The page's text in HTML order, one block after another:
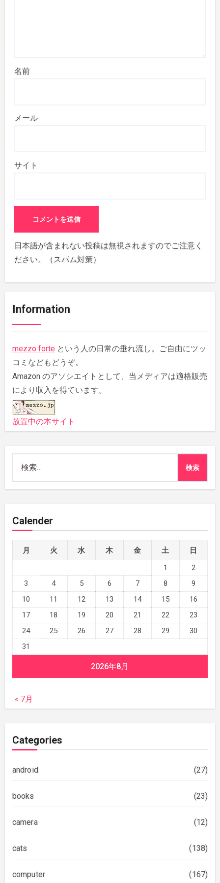
名前
メール
サイト
日本語が含まれない投稿は無視されますのでご注意く
ださい。（スパム対策）
Information
mezzo forte という人の日常の垂れ流し。ご自由にツッ
コミなどもどうぞ。
Amazon のアソシエイトとして、当メディアは適格販売
により収入を得ています。
放置中の本サイト
Calender
2026年8月
月 火 水 木 金 土
日
1
2
3
4 5 6 7 8
9
10
11 12 13 14 15
16
17
18 19 20 21 22
23
24
25 26 27 28 29
30
31
« 7月
Categories
android (27)
books (23)
camera (12)
cats (138)
computer (167)